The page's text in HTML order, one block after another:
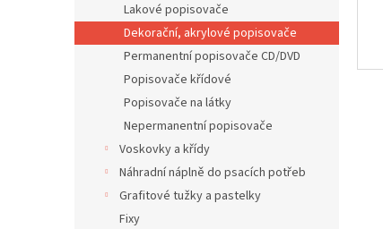
Lakové popisovače
Dekorační, akrylové popisovače
Permanentní popisovače CD/DVD
Popisovače křídové
Popisovače na látky
Nepermanentní popisovače
Voskovky a křídy
Náhradní náplně do psacích potřeb
Grafitové tužky a pastelky
Fixy